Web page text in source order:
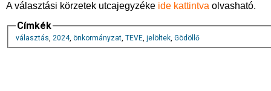
A választási körzetek utcajegyzéke ide kattintva olvasható.
Címkék
választás, 2024, önkormányzat, TEVE, jelöltek, Gödöllő